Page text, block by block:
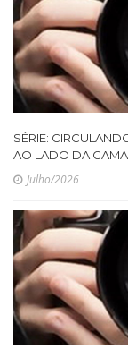
SÉRIE:
AO LADO DA CAMA
Julho/2026